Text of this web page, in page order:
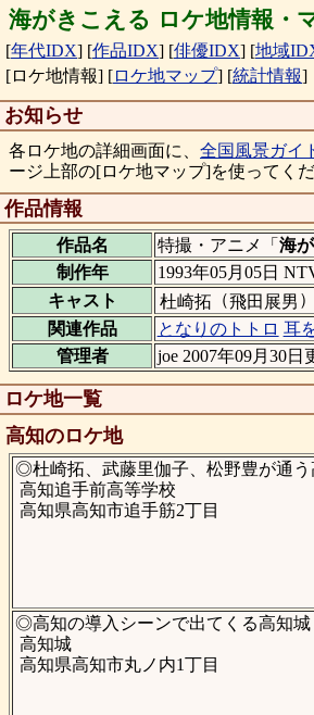
海がきこえる ロケ地情報・
[年代IDX] [作品IDX] [俳優IDX] [地域
[ロケ地情報] [ロケ地マップ] [統計情報]
お知らせ
各ロケ地の詳細画面に、 全国風景ガイ
ージ上部の[ロケ地マップ]を使ってくだ
作品情報
作品名 特撮・アニメ「 海
制作年
1993年05月05日
キャスト
杜崎拓 （飛田展男 ）
関連作品
となりのトトロ 耳
管理者
joe 2007年09月30
ロケ地一覧
高知のロケ地
◎杜崎拓、武藤里伽子、松野豊が通う
高知追手前高等学校
高知県高知市追手筋2丁目
◎高知の導入シーンで出てくる高知城
高知城
高知県高知市丸ノ内1丁目